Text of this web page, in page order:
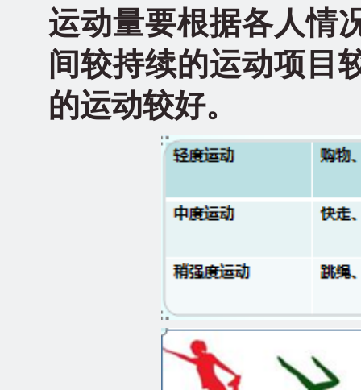
运动量要根据各人情
间较持续的运动项目
的运动较好。